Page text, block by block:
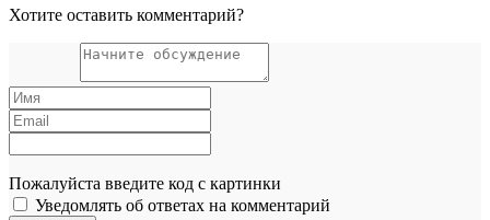
Хотите оставить комментарий?
Пожалуйста введите код с картинки
Уведомлять об ответах на комментарий